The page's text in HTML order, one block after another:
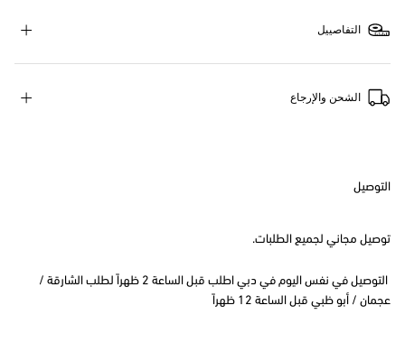
التفاصييل
الشحن والإرجاع
التوصيل
توصيل مجاني لجميع الطلبات.
التوصيل في نفس اليوم في دبي اطلب قبل الساعة 2 ظهراً لطلب الشارقة /
عجمان / أبو ظبي قبل الساعة 12 ظهراً